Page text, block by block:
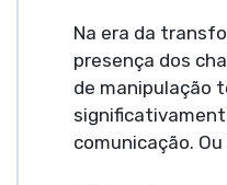
Na era da
presença dos
de manipulação
comunicação.